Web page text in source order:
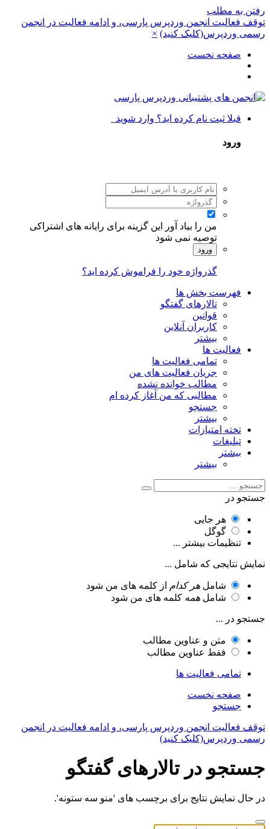
رفتن به مطلب
توقف فعالیت انجمن وردپرس پارسی، و ادامه فعالیت در انجمن
رسمی وردپرس(کلیک کنید) ×
صفحه نخست
قبلا ثبت نام کرده اید؟ وارد شوید
ورود
من را بیاد آور
این گزینه برای رایانه های اشتراکی
توصیه نمی شود
ورود
گذرواژه خود را فراموش کرده اید؟
فهرست بخش ها
تالارهای گفتگو
قوانین
کاربران آنلاین
بیشتر
فعالیت ها
تمامی فعالیت ها
جریان فعالیت های من
مطالب خوانده نشده
مطالبی که من آغاز کرده ام
جستجو
بیشتر
تخته امتیازات
تبلیغات
بیشتر
بیشتر
جستجو در
هر جایی
گوگل
تنظیمات بیشتر ...
نمایش نتایجی که شامل ...
شامل هر کدام از کلمه های من شود
شامل همه کلمه های من شود
جستجو در ...
متن و عناوین مطالب
فقط عناوین مطالب
تمامی فعالیت ها
صفحه نخست
جستجو
توقف فعالیت انجمن وردپرس پارسی، و ادامه فعالیت در انجمن
رسمی وردپرس(کلیک کنید)
جستجو در تالارهای گفتگو
در حال نمایش نتایج برای برچسب های 'منو سه ستونه'.